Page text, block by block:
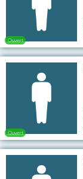
Ouvert